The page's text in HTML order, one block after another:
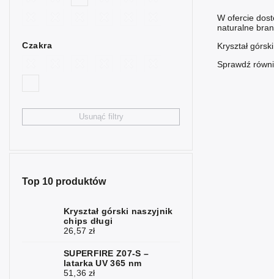
Hematyt 7
2
6
Czakra
Usunąć filtry
Top 10 produktów
Kryształ górski naszyjnik
chips długi
26,57 zł
SUPERFIRE Z07-S –
latarka UV 365 nm
51,36 zł
W ofercie
naturalne
Kryształ
Sprawdź